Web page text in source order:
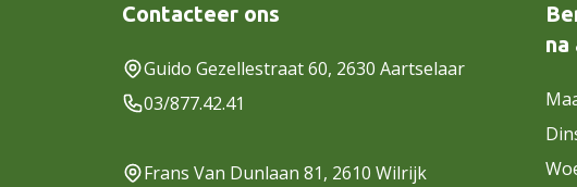
Contacteer ons
Guido Gezellestraat 60, 2630 Aartselaar
03/877.42.41
Frans Van Dunlaan 81, 2610 Wilrijk
na